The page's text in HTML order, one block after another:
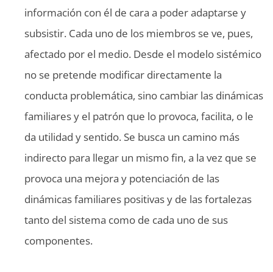
información con él de cara a poder adaptarse y
subsistir. Cada uno de los miembros se ve, pues,
afectado por el medio. Desde el modelo sistémico
no se pretende modificar directamente la
conducta problemática, sino cambiar las dinámicas
familiares y el patrón que lo provoca, facilita, o le
da utilidad y sentido. Se busca un camino más
indirecto para llegar un mismo fin, a la vez que se
provoca una mejora y potenciación de las
dinámicas familiares positivas y de las fortalezas
tanto del sistema como de cada uno de sus
componentes.